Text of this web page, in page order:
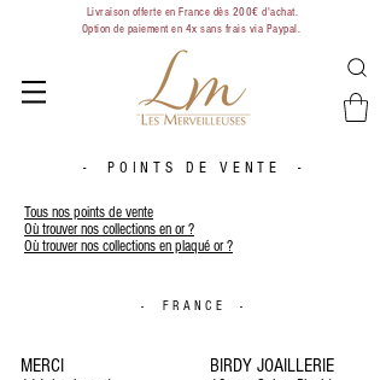
Livraison offerte en France dès 200€ d'achat.
Option de paiement en 4x sans frais via Paypal.
- POINTS DE VENTE -
Tous nos points de vente
Où trouver nos collections en or ?
Où trouver nos collections en plaqué or ?
- FRANCE -
MERCI BIRDY JOAILLERIE